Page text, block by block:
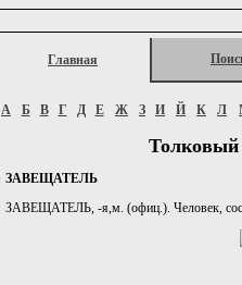
Главная
А Б В Г Д Е Ж З И Й К Л
Толковый
ЗАВЕЩАТЕЛЬ
ЗАВЕЩАТЕЛЬ, -я,м. (офиц.). Человек,